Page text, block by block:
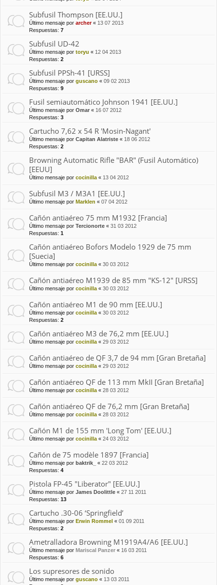
Subfusil Thompson [EE.UU.]
Último mensaje por archer« 13 07 2013
Respuestas: 7
Subfusil UD-42
Último mensaje por toryu « 12 04 2013
Respuestas: 2
Subfusil PPSh-41 [URSS]
Último mensaje por guscano « 09 02 2013
Respuestas: 9
Fusil semiautomático Johnson 1941 [EE.UU.]
Último mensaje por Omar « 16 07 2012
Respuestas: 3
Cartucho 7,62 x 54 R 'Mosin-Nagant'
Último mensaje por Capitan Alatriste « 18 06 2012
Respuestas: 2
Browning Automatic Rifle "BAR" (Fusil Automático)
[EEUU]
Último mensaje por cocinilla « 13 04 2012
Subfusil M3 / M3A1 [EE.UU.]
Último mensaje por Marklen « 07 04 2012
Cañón antiaéreo 75 mm M1932 [Francia]
Último mensaje por Tercionorte « 31 03 2012
Respuestas: 1
Cañón antiaéreo Bofors Modelo 1929 de 75 mm
[Suecia]
Último mensaje por cocinilla « 30 03 2012
Cañón antiaéreo M1939 de 85 mm "KS-12" [URSS]
Último mensaje por cocinilla « 30 03 2012
Cañón antiaéreo M1 de 90 mm [EE.UU.]
Último mensaje por cocinilla « 30 03 2012
Respuestas: 2
Cañón antiaéreo M3 de 76,2 mm [EE.UU.]
Último mensaje por cocinilla « 29 03 2012
Cañón antiaéreo de QF 3,7 de 94 mm [Gran Bretaña]
Último mensaje por cocinilla « 29 03 2012
Cañón antiaéreo QF de 113 mm MkII [Gran Bretaña]
Último mensaje por cocinilla « 28 03 2012
Cañón antiaéreo QF de 76,2 mm [Gran Bretaña]
Último mensaje por cocinilla « 28 03 2012
Cañón M1 de 155 mm 'Long Tom' [EE.UU.]
Último mensaje por cocinilla « 24 03 2012
Cañón de 75 modèle 1897 [Francia]
Último mensaje por baktrik_ « 22 03 2012
Respuestas: 4
Pistola FP-45 "Liberator" [EE.UU.]
Último mensaje por James Doolittle « 27 11 2011
Respuestas: 13
Cartucho .30-06 ‘Springfield’
Último mensaje por Erwin Rommel « 01 09 2011
Respuestas: 2
Ametralladora Browning M1919A4/A6 [EE.UU.]
Último mensaje por Mariscal Panzer « 16 03 2011
Respuestas: 6
Los supresores de sonido
Último mensaje por guscano « 13 03 2011